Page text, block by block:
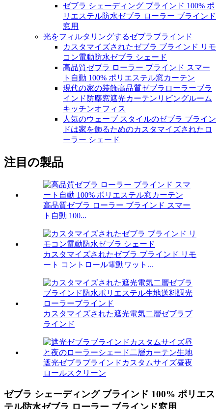
ゼブラ シェーディング ブラインド 100% ポ
リエステル防水ゼブラ ローラー ブラインド
窓用
光をフィルタリングするゼブラブラインド
カスタマイズされたゼブラ ブラインド リモ
コン電動防水ゼブラ シェード
高品質ゼブラ ローラー ブラインド スマー
ト自動 100% ポリエステル窓カーテン
現代の家の装飾高品質ゼブラローラーブラ
インド防塵窓遮光カーテンリビングルーム
キッチンオフィス
人気のウェーブ スタイルのゼブラ ブライン
ドは家を飾るためのカスタマイズされたロ
ーラー シェード
注目の製品
高品質ゼブラ ローラー ブラインド スマー
ト自動 100...
カスタマイズされたゼブラ ブラインド リモ
ート コントロール電動ワット...
カスタマイズされた遮光電気二層ゼブラブ
ラインド
遮光ゼブラブラインドカスタムサイズ昼夜
ロールスクリーン
ゼブラ シェーディング ブラインド 100% ポリエス
テル防水ゼブラ ローラー ブラインド窓用